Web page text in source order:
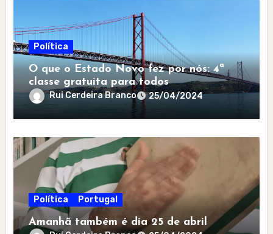
Política
O que o Estado Novo fez por nós: 4ª
classe gratuita para todos
Rui Cerdeira Branco 25/04/2024
Política Portugal
Amanhã também é dia 25 de abril